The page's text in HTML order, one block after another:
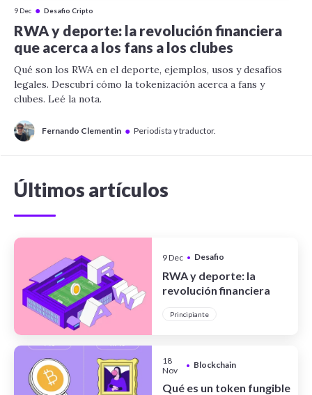
9 Dec ● Desafio Cripto
RWA y deporte: la revolución financiera
que acerca a los fans a los clubes
Qué son los RWA en el deporte, ejemplos, usos y desafíos
legales. Descubrí cómo la tokenización acerca a fans y
clubes. Leé la nota.
Fernando Clementin ● Periodista y traductor.
Últimos artículos
9 Dec • Desafio
RWA y deporte: la
revolución financiera
los clubes
Principiante
18
Nov
• Blockchain
Qué es un token fungible